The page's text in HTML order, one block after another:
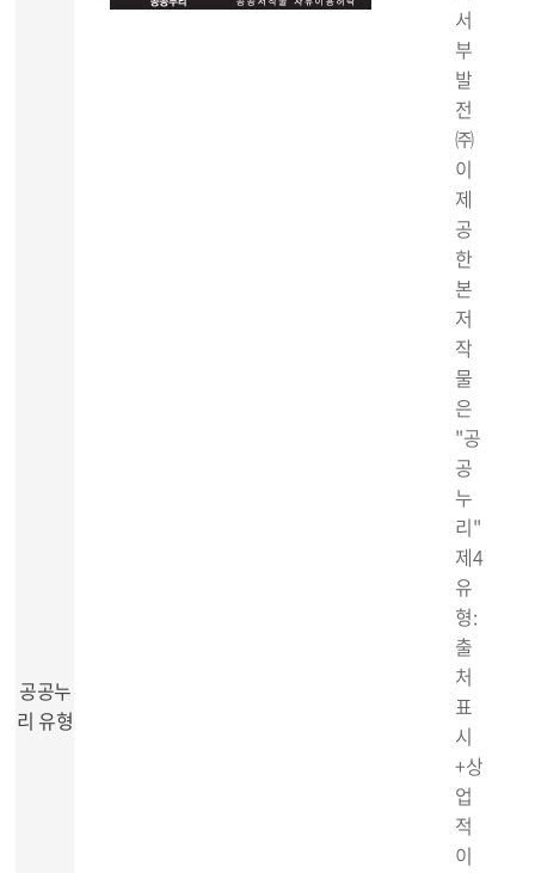
공공누
리 유형
서
부
발
전
㈜
이
제
공
한
본
저
작
물
은
"공
공
누
리"
제4
유
형:
출
처
표
시
+상
업
적
이